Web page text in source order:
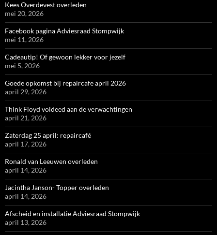
Kees Overdevest overleden
mei 20, 2026
Facebook pagina Adviesraad Stompwijk
mei 11, 2026
Cadeautip! Of gewoon lekker voor jezelf
mei 5, 2026
Goede opkomst bij repaircafe april 2026
april 29, 2026
Think Floyd voldeed aan de verwachtingen
april 21, 2026
Zaterdag 25 april: repaircafé
april 17, 2026
Ronald van Leeuwen overleden
april 14, 2026
Jacintha Janson- Topper overleden
april 14, 2026
Afscheid en installatie Adviesraad Stompwijk
april 13, 2026